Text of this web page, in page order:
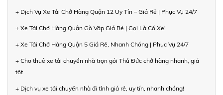
+ Dịch Vụ Xe Tải Chở Hàng Quận 12 Uy Tín – Giá Rẻ | Phục Vụ 24/7
+ Xe Tải Chở Hàng Quận Gò Vấp Giá Rẻ | Gọi Là Có Xe!
+ Xe Tải Chở Hàng Quận 5 Giá Rẻ, Nhanh Chóng | Phục Vụ 24/7
+ Cho thuê xe tải chuyển nhà trọn gói Thủ Đức chở hàng nhanh, giá
tốt
+ Dịch vụ xe tải chuyển nhà đi tỉnh giá rẻ, uy tín, nhanh chóng!